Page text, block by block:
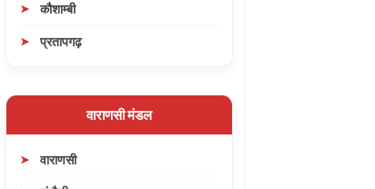
कौशाम्बी
प्रतापगढ़
वाराणसी मंडल
वाराणसी